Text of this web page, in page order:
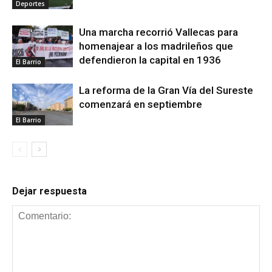
Deportes
El Barrio
Una marcha recorrió Vallecas para
homenajear a los madrileños que
defendieron la capital en 1936
El Barrio
La reforma de la Gran Vía del Sureste
comenzará en septiembre
Dejar respuesta